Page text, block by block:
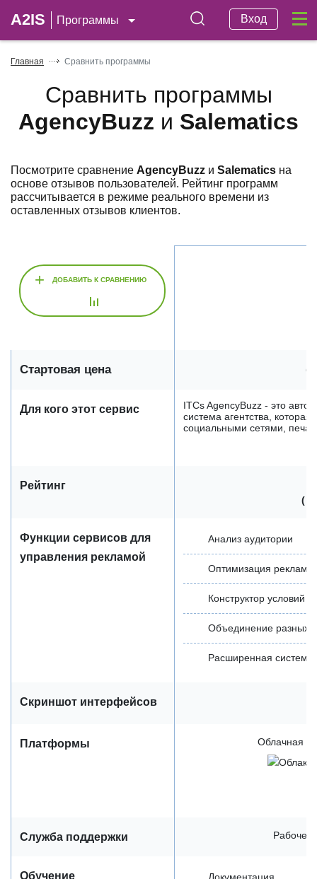
A2IS Программы Вход
Главная Сравнить программы
Сравнить программы
AgencyBuzz и Salematics
Посмотрите сравнение AgencyBuzz и Salematics на
основе отзывов пользователей. Рейтинг программ
рассчитывается в режиме реального времени из
оставленных отзывов клиентов.
+ ДОБАВИТЬ К СРАВНЕНИЮ
Стартовая цена
Для кого этот сервис
ITCs AgencyBuzz - это
система агентства,
социальными сетями,
Рейтинг
(
Функции сервисов для
управления рекламой
Анализ аудитории
Оптимизация
Конструктор условий
Объединение разных
Расширенная система
Скриншот интерфейсов
Платформы Облачная /
Служба поддержки Рабочее
Обучение